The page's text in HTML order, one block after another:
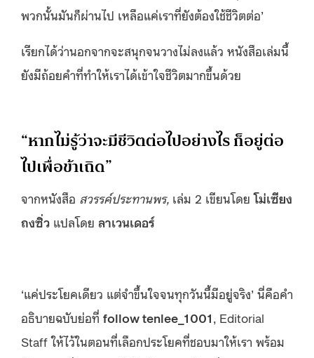
พวกนั้นมันก็ผ่านไป เหลือแค่เราที่ยังต้องใช้ชีวิตต่อ’
เรียกได้ว่านอกจากจะสนุกจนวางไม่ลงแล้ว หนังสือเล่มนี้
ยังมีถ้อยคำที่ทำให้เราได้เข้าใจชีวิตมากขึ้นด้วย
“หากไม่รู้ว่าจะมีชีวิตต่อไปอย่างไร ก็อยู่ต่อ
ไปเพื่อข้าเถิด”
จากหนังสือ สวรรค์ประทานพร, เล่ม 2 เขียนโดยโม่เซียง
ถงซิ่ว แปลโดย ลาเวนเดอร์
‘แค่ประโยคเดียว แต่จำขึ้นใจจนทุกวันนี้มีอยู่จริง’ นี่คือคำ
อธิบายฉบับย่อที่ follow tenlee_1001 , Editorial
Staff ให้ไว้ในตอนที่เลือกประโยคที่ชอบมาให้เรา พร้อม